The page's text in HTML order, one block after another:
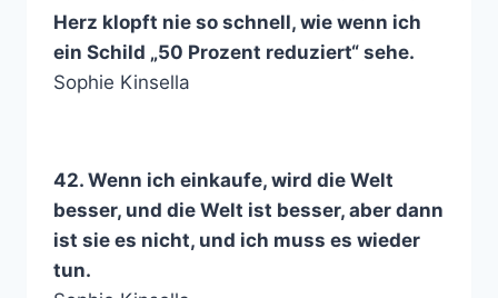
Herz klopft nie so schnell, wie wenn ich
ein Schild „50 Prozent reduziert“ sehe.
Sophie Kinsella
42. Wenn ich einkaufe, wird die Welt
besser, und die Welt ist besser, aber dann
ist sie es nicht, und ich muss es wieder
tun.